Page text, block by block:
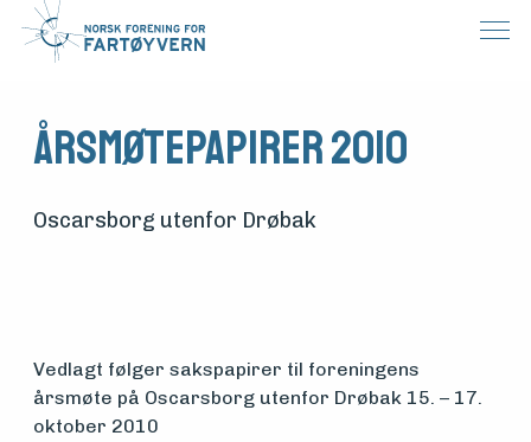
Medlemsfartøy
Årsmøtepapirer 2010
Oscarsborg utenfor Drøbak
Vedlagt følger sakspapirer til foreningens
årsmøte på Oscarsborg utenfor Drøbak 15. – 17.
oktober 2010